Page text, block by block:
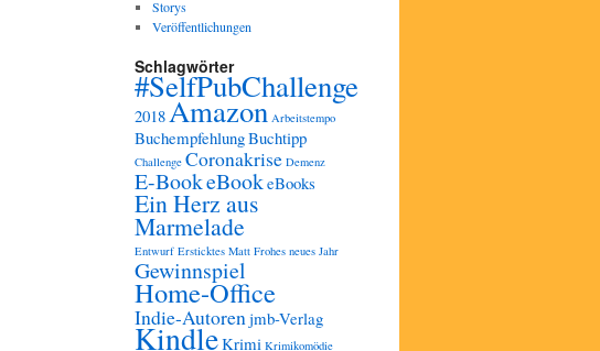
Storys
Veröffentlichungen
Schlagwörter
#SelfPubChallenge
2018Amazon Arbeitstempo
BuchempfehlungBuchtipp
Challenge Coronakrise Demenz
E-BookeBookeBooks
Ein Herz aus
Marmelade
Entwurf Ersticktes Matt Frohes neues Jahr
Gewinnspiel
Home-Office
Indie-Autorenjmb-Verlag
KindleKrimi Krimikomödie